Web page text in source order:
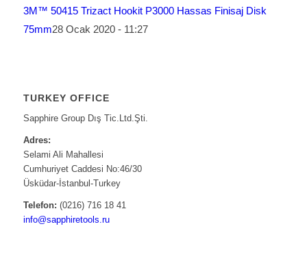
3M™ 50415 Trizact Hookit P3000 Hassas Finisaj Disk
75mm28 Ocak 2020 - 11:27
TURKEY OFFICE
Sapphire Group Dış Tic.Ltd.Şti.
Adres:
Selami Ali Mahallesi
Cumhuriyet Caddesi No:46/30
Üsküdar-İstanbul-Turkey
Telefon: (0216) 716 18 41
info@sapphiretools.ru